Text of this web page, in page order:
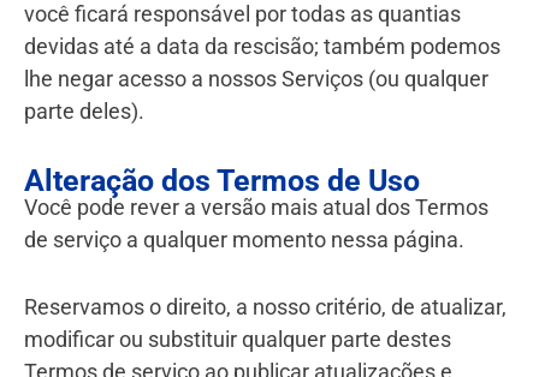
você ficará responsável por todas as quantias
devidas até a data da rescisão; também podemos
lhe negar acesso a nossos Serviços (ou qualquer
parte deles).
Alteração dos Termos de Uso
Você pode rever a versão mais atual dos Termos
de serviço a qualquer momento nessa página.
Reservamos o direito, a nosso critério, de atualizar,
modificar ou substituir qualquer parte destes
Termos de serviço ao publicar atualizações e